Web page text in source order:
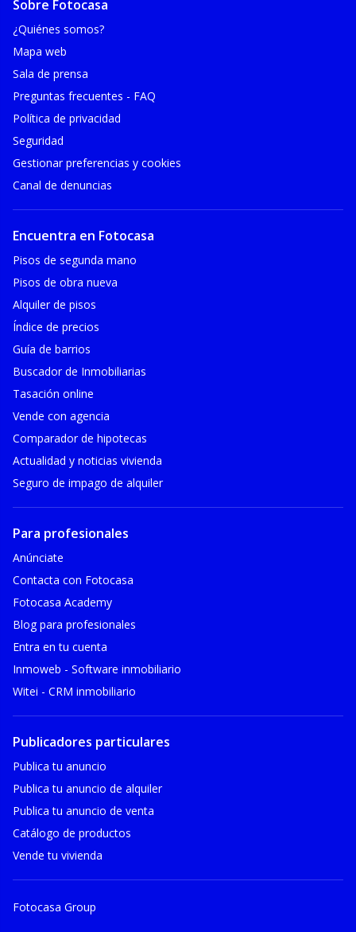
Sobre Fotocasa
¿Quiénes somos?
Mapa web
Sala de prensa
Preguntas frecuentes - FAQ
Política de privacidad
Seguridad
Gestionar preferencias y cookies
Canal de denuncias
Encuentra en Fotocasa
Pisos de segunda mano
Pisos de obra nueva
Alquiler de pisos
Índice de precios
Guía de barrios
Buscador de Inmobiliarias
Tasación online
Vende con agencia
Comparador de hipotecas
Actualidad y noticias vivienda
Seguro de impago de alquiler
Para profesionales
Anúnciate
Contacta con Fotocasa
Fotocasa Academy
Blog para profesionales
Entra en tu cuenta
Inmoweb - Software inmobiliario
Witei - CRM inmobiliario
Publicadores particulares
Publica tu anuncio
Publica tu anuncio de alquiler
Publica tu anuncio de venta
Catálogo de productos
Vende tu vivienda
Fotocasa Group